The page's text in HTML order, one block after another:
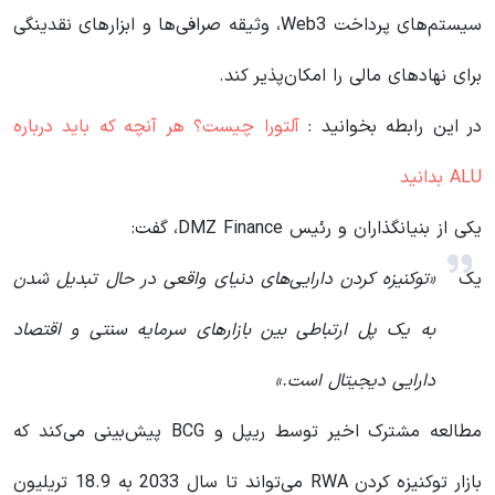
سیستم‌های پرداخت Web3، وثیقه صرافی‌ها و ابزارهای نقدینگی
برای نهادهای مالی را امکان‌پذیر کند.
در این رابطه بخوانید‌ :آلتورا چیست؟ هر آنچه که باید درباره
ALU بدانید
یکی از بنیانگذاران و رئیس DMZ Finance، گفت:
«توکنیزه کردن دارایی‌های دنیای واقعی در حال تبدیل شدن
به یک پل ارتباطی بین بازارهای سرمایه سنتی و اقتصاد
دارایی دیجیتال است.»
یک
مطالعه مشترک اخیر توسط ریپل و BCG پیش‌بینی می‌کند که
بازار توکنیزه کردن RWA می‌تواند تا سال 2033 به 18.9 تریلیون